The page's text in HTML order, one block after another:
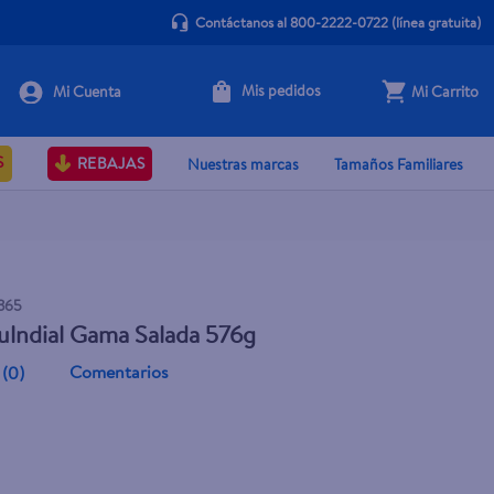
Contáctanos al 800-2222-0722(línea gratuita)
Mis pedidos Mi Carrito
REBAJAS Nuestras marcas Tamaños Familiares
Gama Salada 576g
(0) Comentarios
Agotado